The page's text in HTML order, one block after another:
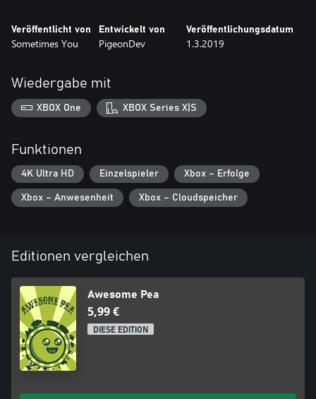
Veröffentlicht von
Sometimes You
Entwickelt von
PigeonDev
Veröffentlichungsdatum
1.3.2019
Wiedergabe mit
XBOX One XBOX Series X|S
Funktionen
4K Ultra HD Einzelspieler Xbox – Erfolge
Xbox – Anwesenheit Xbox – Cloudspeicher
Editionen vergleichen
Awesome Pea
5,99 €
DIESE EDITION